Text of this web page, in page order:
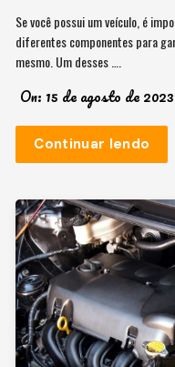
Se você possui um veículo, é
diferentes componentes para
mesmo. Um desses ….
On: 15 de agosto de 2023
Continuar lendo